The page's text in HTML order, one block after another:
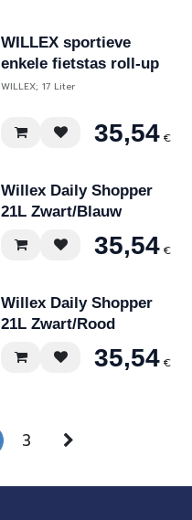
Div. kleuren
WILLEX sportieve
enkele fietstas roll-up
WILLEX; 17 Liter
35,54€
Willex Daily Shopper
21L Zwart/Blauw
35,54€
Willex Daily Shopper
21L Zwart/Rood
35,54€
3